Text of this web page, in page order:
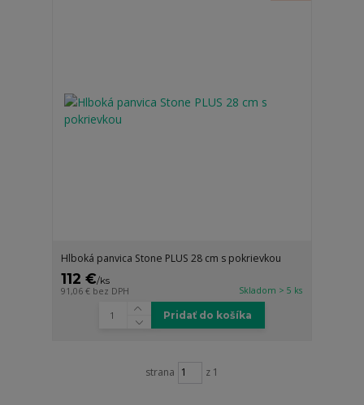
Hlboká panvica Stone PLUS 28 cm s pokrievkou
112 €/ks
91,06 € bez DPH Skladom > 5 ks
Pridať do košíka
strana z 1